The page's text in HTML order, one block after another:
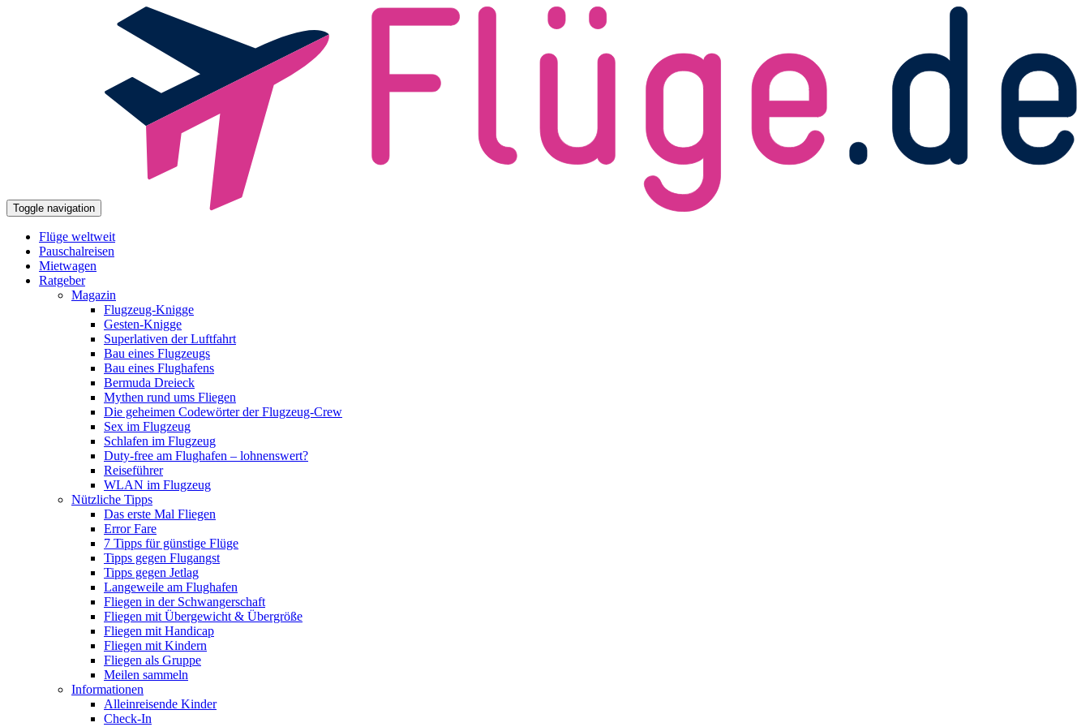
Toggle navigation
Flüge weltweit
Pauschalreisen
Mietwagen
Ratgeber
Magazin
Flugzeug-Knigge
Gesten-Knigge
Superlativen der Luftfahrt
Bau eines Flugzeugs
Bau eines Flughafens
Bermuda Dreieck
Mythen rund ums Fliegen
Die geheimen Codewörter der Flugzeug-Crew
Sex im Flugzeug
Schlafen im Flugzeug
Duty-free am Flughafen – lohnenswert?
Reiseführer
WLAN im Flugzeug
Nützliche Tipps
Das erste Mal Fliegen
Error Fare
7 Tipps für günstige Flüge
Tipps gegen Flugangst
Tipps gegen Jetlag
Langeweile am Flughafen
Fliegen in der Schwangerschaft
Fliegen mit Übergewicht & Übergröße
Fliegen mit Handicap
Fliegen mit Kindern
Fliegen als Gruppe
Meilen sammeln
Informationen
Alleinreisende Kinder
Check-In